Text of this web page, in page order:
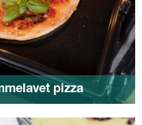
pizza